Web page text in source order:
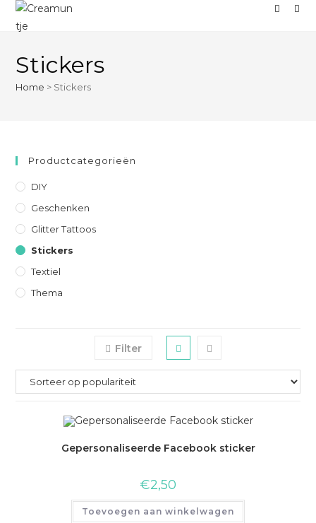
Stickers
Home > Stickers
Productcategorieën
DIY
Geschenken
Glitter Tattoos
Stickers
Textiel
Thema
Filter
Gepersonaliseerde Facebook sticker
€2,50
Toevoegen aan winkelwagen